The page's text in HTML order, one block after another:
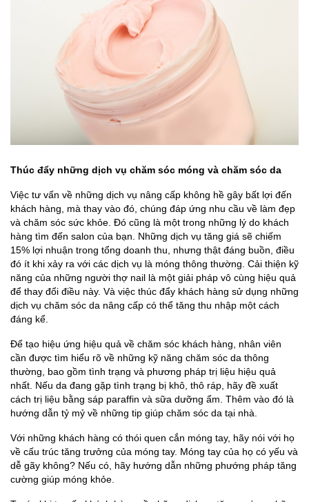
Thúc đẩy những dịch vụ chăm sóc móng và chăm sóc da
Việc tư vấn về những dịch vụ nâng cấp không hề gây bất lợi đến
khách hàng, mà thay vào đó, chúng đáp ứng nhu cầu về làm đẹp
và chăm sóc sức khỏe. Đó cũng là một trong những lý do khách
hàng tìm đến salon của bạn. Những dịch vụ tăng giá sẽ chiếm
15% lợi nhuận trong tổng doanh thu, nhưng thật đáng buồn, điều
đó ít khi xảy ra với các dịch vụ là móng thông thường. Cải thiện kỹ
năng của những người thợ nail là một giải pháp vô cùng hiệu quả
để thay đổi điều này. Và việc thúc đẩy khách hàng sử dụng những
dịch vụ chăm sóc da nâng cấp có thể tăng thu nhập một cách
đáng kể.
Để tạo hiệu ứng hiệu quả về chăm sóc khách hàng, nhân viên
cần được tìm hiểu rõ về những kỹ năng chăm sóc da thông
thường, bao gồm tình trạng và phương pháp trị liệu hiệu quả
nhất. Nếu da đang gặp tình trạng bị khô, thô ráp, hãy đề xuất
cách trị liệu bằng sáp paraffin và sữa dưỡng ẩm. Thêm vào đó là
hướng dẫn tỷ mỷ về những tip giúp chăm sóc da tại nhà.
Với những khách hàng có thói quen cắn móng tay, hãy nói với họ
về cấu trúc tăng trưởng của móng tay. Móng tay của họ có yếu và
dễ gãy không? Nếu có, hãy hướng dẫn những phướng pháp tăng
cường giúp móng khỏe.